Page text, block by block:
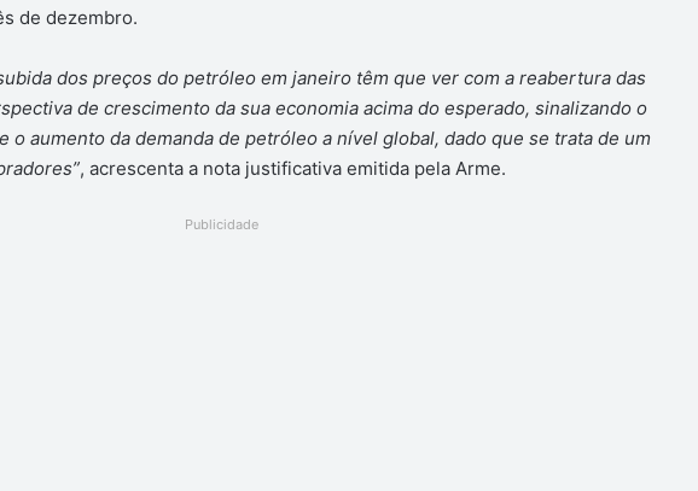
de dezembro.
dos preços do petróleo em janeiro têm que ver com a reabertura das
de crescimento da sua economia acima do esperado, sinalizando o
o aumento da demanda de petróleo a nível global, dado que se trata de um
, acrescenta a nota justificativa emitida pela Arme.
Publicidade